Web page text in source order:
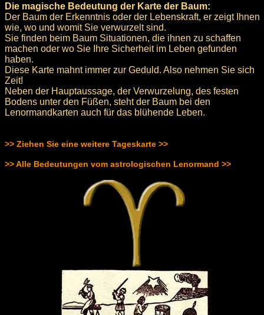
Die magische Bedeutung der Karte der Baum:
Der Baum der Erkenntnis oder der Lebenskraft, er zeigt Ihnen
wie, wo und womit Sie verwurzelt sind.
Sie finden beim Baum Situationen, die ihnen zu schaffen
machen oder wo Sie Ihre Sicherheit im Leben gefunden
haben.
Diese Karte mahnt immer zur Geduld. Also nehmen Sie sich
Zeit!
Neben der Hauptaussage, der Verwurzelung, des festen
Bodens unter den Füßen, steht der Baum bei den
Lenormandkarten auch für das blühende Leben.
>> Ziehen Sie eine weitere Tageskarte >>
>> Alle Bedeutungen vom astrologischen Lenormand >>